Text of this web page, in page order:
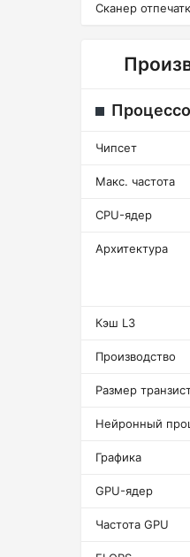
Сканер
Чипсет
Макс. частота
CPU-ядер
Архитектура
Кэш L3
Производство
Размер
Нейронный
Графика
GPU-ядер
Частота GPU